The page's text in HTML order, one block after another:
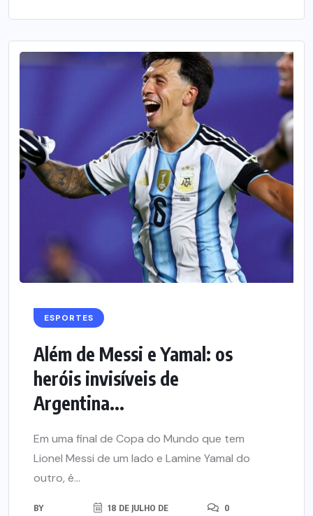
ESPORTES
Além de Messi e Yamal: os
heróis invisíveis de
Argentina...
Em uma final de Copa do Mundo que tem
Lionel Messi de um lado e Lamine Yamal do
outro, é...
BY 18 DE JULHO DE 0